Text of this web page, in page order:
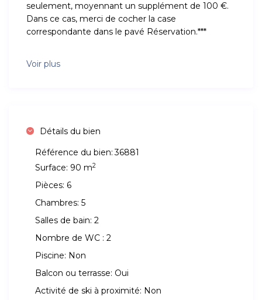
seulement, moyennant un supplément de 100 €.
Dans ce cas, merci de cocher la case
correspondante dans le pavé Réservation.***
Voir plus
Détails du bien
Référence du bien: 36881
Surface: 90 m2
Pièces: 6
Chambres: 5
Salles de bain: 2
Nombre de WC : 2
Piscine: Non
Balcon ou terrasse: Oui
Activité de ski à proximité: Non